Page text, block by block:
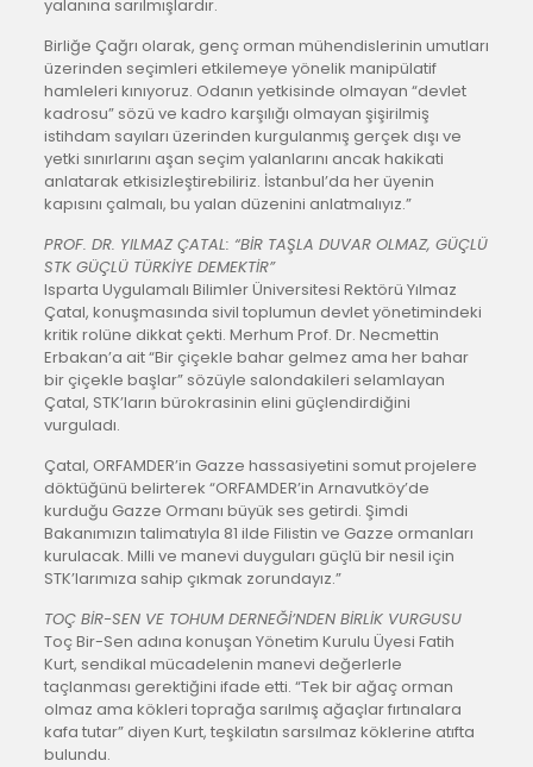
yalanına sarılmışlardır.
Birliğe Çağrı olarak, genç orman mühendislerinin umutları
üzerinden seçimleri etkilemeye yönelik manipülatif
hamleleri kınıyoruz. Odanın yetkisinde olmayan “devlet
kadrosu” sözü ve kadro karşılığı olmayan şişirilmiş
istihdam sayıları üzerinden kurgulanmış gerçek dışı ve
yetki sınırlarını aşan seçim yalanlarını ancak hakikati
anlatarak etkisizleştirebiliriz. İstanbul’da her üyenin
kapısını çalmalı, bu yalan düzenini anlatmalıyız.”
PROF. DR. YILMAZ ÇATAL: “BİR TAŞLA DUVAR OLMAZ, GÜÇLÜ
STK GÜÇLÜ TÜRKİYE DEMEKTİR”
Isparta Uygulamalı Bilimler Üniversitesi Rektörü Yılmaz
Çatal, konuşmasında sivil toplumun devlet yönetimindeki
kritik rolüne dikkat çekti. Merhum Prof. Dr. Necmettin
Erbakan’a ait “Bir çiçekle bahar gelmez ama her bahar
bir çiçekle başlar” sözüyle salondakileri selamlayan
Çatal, STK’ların bürokrasinin elini güçlendirdiğini
vurguladı.
Çatal, ORFAMDER’in Gazze hassasiyetini somut projelere
döktüğünü belirterek “ORFAMDER’in Arnavutköy’de
kurduğu Gazze Ormanı büyük ses getirdi. Şimdi
Bakanımızın talimatıyla 81 ilde Filistin ve Gazze ormanları
kurulacak. Milli ve manevi duyguları güçlü bir nesil için
STK’larımıza sahip çıkmak zorundayız.”
TOÇ BİR-SEN VE TOHUM DERNEĞİ’NDEN BİRLİK VURGUSU
Toç Bir-Sen adına konuşan Yönetim Kurulu Üyesi Fatih
Kurt, sendikal mücadelenin manevi değerlerle
taçlanması gerektiğini ifade etti. “Tek bir ağaç orman
olmaz ama kökleri toprağa sarılmış ağaçlar fırtınalara
kafa tutar” diyen Kurt, teşkilatın sarsılmaz köklerine atıfta
bulundu.